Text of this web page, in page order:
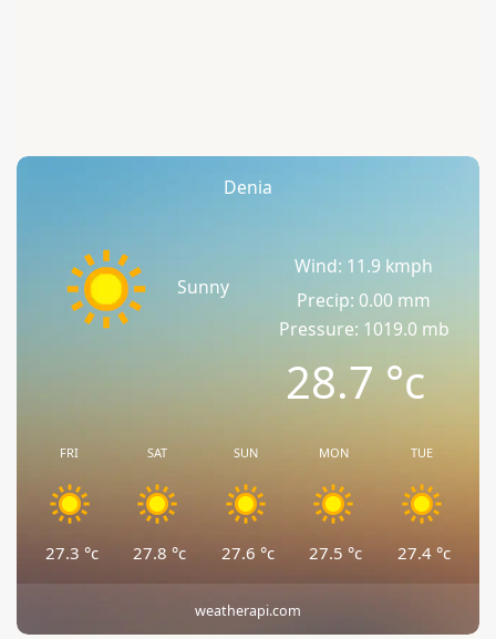
Denia
Sunny
Wind: 11.9 kmph
Precip: 0.00 mm
Pressure: 1019.0 mb
28.7°c
FRI
27.3 °c
SAT
27.8 °c
SUN
27.6 °c
MON
27.5 °c
TUE
27.4 °c
weatherapi.com